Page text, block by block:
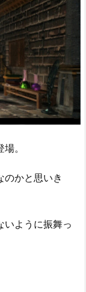
。
のかと思いき
いように振舞っ